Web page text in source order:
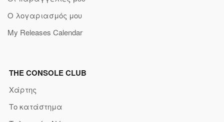
Ο λογαριασμός μου
My Releases Calendar
THE CONSOLE CLUB
Χάρτης
Το κατάστημα